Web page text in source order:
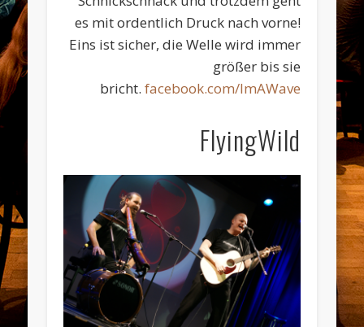
es mit ordentlich Druck nach vorne!
Eins ist sicher, die Welle wird immer
größer bis sie
bricht. facebook.com/ImAWave
FlyingWild